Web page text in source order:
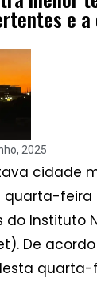
e
2025
cidade
feira
Instituto
De
quarta-